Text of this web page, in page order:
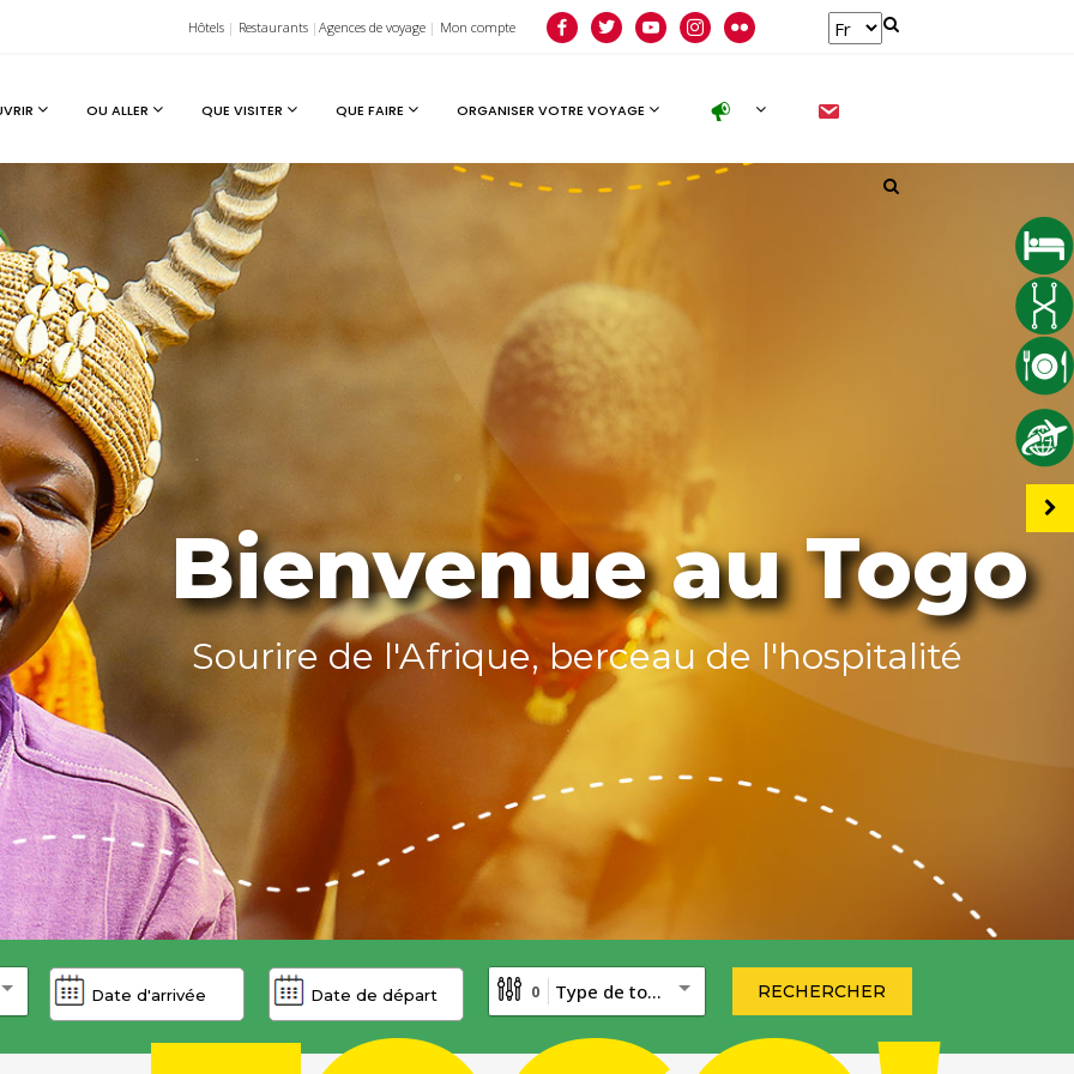
Hôtels | Restaurants | Agences de voyage | Mon compte facebooktwitter youtubeinstagramflickr
new
Follow us
facebook
OU ALLER QUE VISITER QUE FAIRE ORGANISER VOTRE VOYAGE
Bienvenue au Togo
Sourire de l'Afrique, berceau de l'hospitalité
0 Type de tourisme